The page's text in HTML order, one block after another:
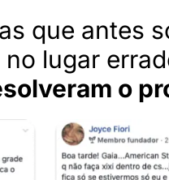
que antes
lugar
o